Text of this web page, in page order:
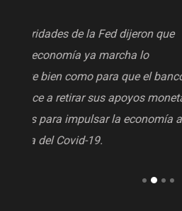
Se anticipaba que el
implicaría un fuerte recorte
histórico impulso entregado
públicas en los últimos dos
desembolsos que crecerán
Y así fue.